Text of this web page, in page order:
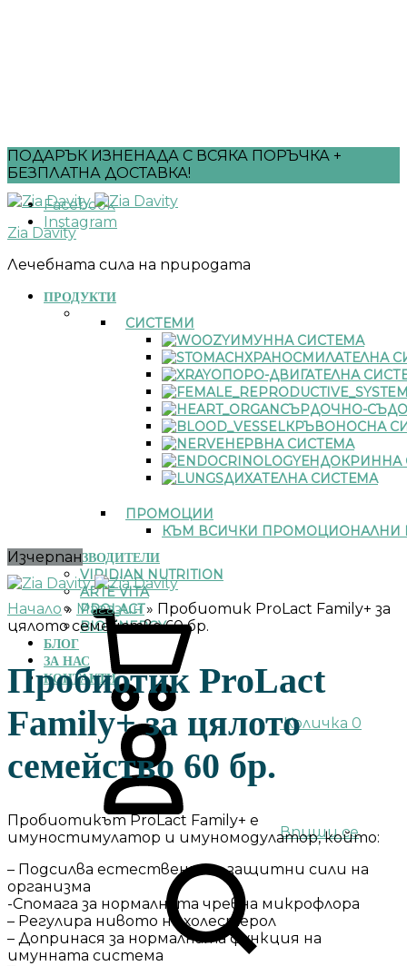
ПОДАРЪК ИЗНЕНАДА С ВСЯКА ПОРЪЧКА +
БЕЗПЛАТНА ДОСТАВКА!
Facebook
Instagram
Zia Davity
Лечебната сила на природата
ПРОДУКТИ
СИСТЕМИ
ИМУННА СИСТЕМА
ХРАНОСМИЛАТЕЛНА
ОПОРО-ДВИГАТЕЛНА
СЪРДОЧНО-
КРЪВОНОСНА
НЕРВНА СИСТЕМА
ЕНДОКРИННА
ДИХАТЕЛНА СИСТЕМА
ПРОМОЦИИ
КЪМ ВСИЧКИ ПРОМОЦИОНАЛНИ
ПРОИЗВОДИТЕЛИ
VIRIDIAN NUTRITION
ARTE VITA
PROLACT
BIO ENERGY
БЛОГ
ЗА НАС
КОНТАКТИ
Впиши се
Количка 0
Изчерпан
Начало» Магазин» Пробиотик ProLact Family+ за
цялото семейство 60 бр.
Пробиотик ProLact
Family+ за цялото
семейство 60 бр.
Пробиотикът ProLact Family+ е
имуностимулатор и имуномодулатор, който:
– Подсилва естествените защитни сили на
организма
-Спомага за нормалната чревна микрофлора
– Регулира нивото на холестерол
– Допринася за нормалната функция на
имунната система